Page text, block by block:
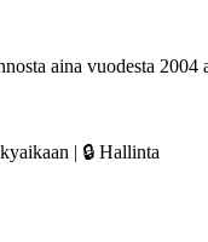
aina vuodesta 2004
| 🔒 Hallinta